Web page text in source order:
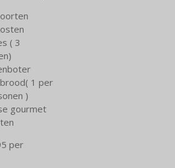
( 3
1 per
)
gourmet
per